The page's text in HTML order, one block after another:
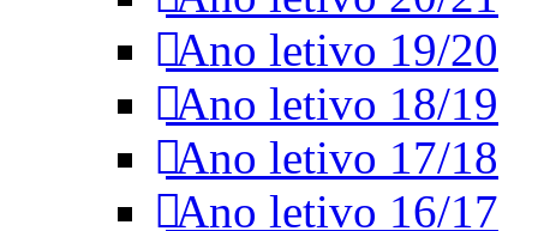
Ano letivo 19/20
Ano letivo 18/19
Ano letivo 17/18
Ano letivo 16/17